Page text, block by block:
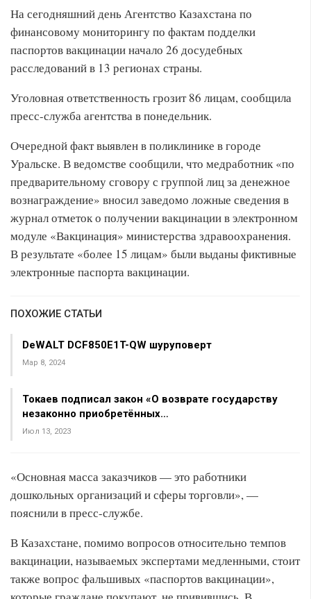
На сегодняшний день Агентство Казахстана по
финансовому мониторингу по фактам подделки
паспортов вакцинации начало 26 досудебных
расследований в 13 регионах страны.
Уголовная ответственность грозит 86 лицам, сообщила
пресс-служба агентства в понедельник.
Очередной факт выявлен в поликлинике в городе
Уральске. В ведомстве сообщили, что медработник «по
предварительному сговору с группой лиц за денежное
вознаграждение» вносил заведомо ложные сведения в
журнал отметок о получении вакцинации в электронном
модуле «Вакцинация» министерства здравоохранения.
В результате «более 15 лицам» были выданы фиктивные
электронные паспорта вакцинации.
ПОХОЖИЕ СТАТЬИ
DeWALT DCF850E1T-QW шуруповерт
Мар 8, 2024
Токаев подписал закон «О возврате государству
незаконно приобретённых…
Июл 13, 2023
«Основная масса заказчиков — это работники
дошкольных организаций и сферы торговли», —
пояснили в пресс-службе.
В Казахстане, помимо вопросов относительно темпов
вакцинации, называемых экспертами медленными, стоит
также вопрос фальшивых «паспортов вакцинации»,